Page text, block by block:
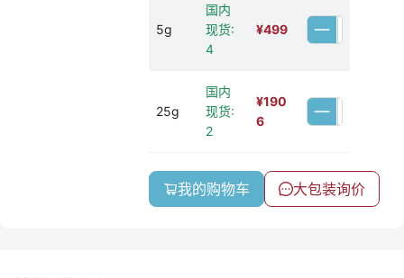
5g
国内
现货:
4
¥499
25g
国内
现货:
2
¥190
6
我的购物车 大包装询价